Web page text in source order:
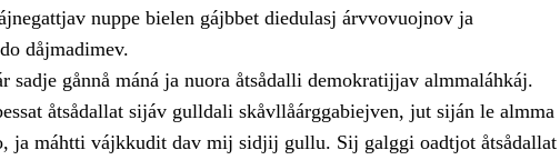
nuppe bielen gájbbet diedulasj árvvovuojnov ja
dåjmadimev.
sadje gånnå máná ja nuora åtsådalli demokratijjav almmaláhkáj.
åtsådallat sijáv gulldali skåvllåárggabiejven, jut siján le almma
ja máhtti vájkkudit dav mij sidjij gullu. Sij galggi oadtjot åtsådallat